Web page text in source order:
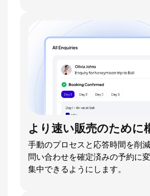
より速い販売のために
手動のプロセスと応答時間を削
問い合わせを確定済みの予約に
集中できるようにします。